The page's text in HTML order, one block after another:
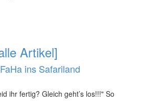
Artikel]
ins Safariland
ihr fertig? Gleich geht’s los!!!" So